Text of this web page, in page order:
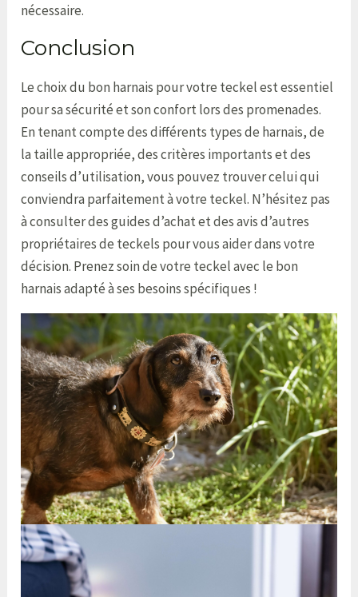
nécessaire.
Conclusion
Le choix du bon harnais pour votre teckel est essentiel
pour sa sécurité et son confort lors des promenades.
En tenant compte des différents types de harnais, de
la taille appropriée, des critères importants et des
conseils d’utilisation, vous pouvez trouver celui qui
conviendra parfaitement à votre teckel. N’hésitez pas
à consulter des guides d’achat et des avis d’autres
propriétaires de teckels pour vous aider dans votre
décision. Prenez soin de votre teckel avec le bon
harnais adapté à ses besoins spécifiques !